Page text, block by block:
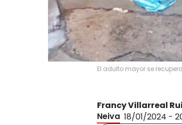
El adulto mayor se
Francy Villarreal
Neiva 18/01/2024 -